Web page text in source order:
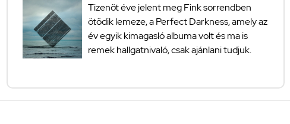
Tizenöt éve jelent meg Fink sorrendben
ötödik lemeze, a Perfect Darkness, amely az
év egyik kimagasló albuma volt és ma is
remek hallgatnivaló, csak ajánlani tudjuk.